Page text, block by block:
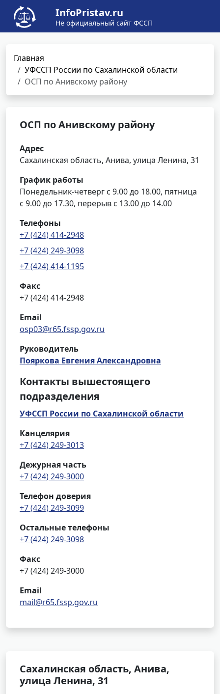
InfoPristav.ru
Не официальный сайт ФССП
Главная
УФССП России по Сахалинской области
ОСП по Анивскому району
ОСП по Анивскому району
Адрес
Сахалинская область, Анива, улица Ленина, 31
График работы
Понедельник-четверг с 9.00 до 18.00, пятница
с 9.00 до 17.30, перерыв с 13.00 до 14.00
Телефоны
+7 (424) 414-2948
+7 (424) 249-3098
+7 (424) 414-1195
Факс
+7 (424) 414-2948
Email
osp03@r65.fssp.gov.ru
Руководитель
Пояркова Евгения Александровна
Контакты вышестоящего
подразделения
УФССП России по Сахалинской области
Канцелярия
+7 (424) 249-3013
Дежурная часть
+7 (424) 249-3000
Телефон доверия
+7 (424) 249-3099
Остальные телефоны
+7 (424) 249-3098
Факс
+7 (424) 249-3000
Email
mail@r65.fssp.gov.ru
Сахалинская область, Анива,
улица Ленина, 31